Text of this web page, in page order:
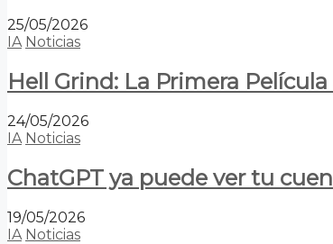
25/05/2026
IA Noticias
Hell Grind: La Primera
24/05/2026
IA Noticias
ChatGPT ya puede ver tu
19/05/2026
IA Noticias